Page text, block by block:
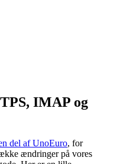
IMAP og
del af UnoEuro, for
ændringer på vores